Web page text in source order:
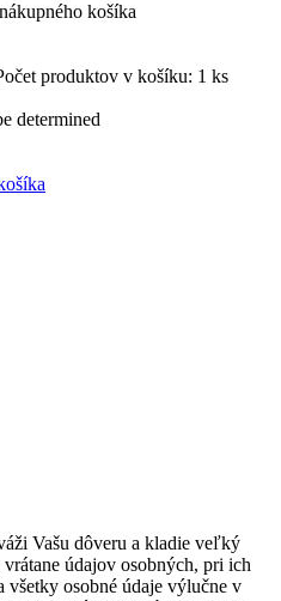
košíka
produktov v košíku: 1 ks
determined
Vašu dôveru a kladie veľký
údajov osobných, pri ich
všetky osobné údaje výlučne v